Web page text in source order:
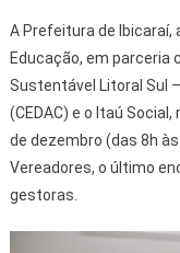
A Prefeitura de Ibicaraí,
Educação, em parceria
Sustentável Litoral Sul
(CEDAC) e o Itaú
de dezembro (das 8h
Vereadores, o último
gestoras.